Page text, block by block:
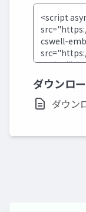
ダウンロ
ダウン